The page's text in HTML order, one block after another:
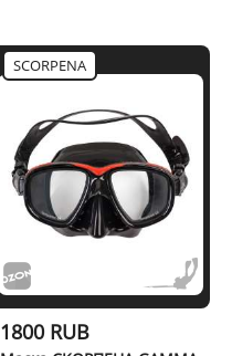
SCORPENA
1800 RUB